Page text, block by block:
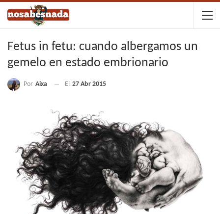
Fetus in fetu: cuando albergamos un
gemelo en estado embrionario
Por Aixa El 27 Abr 2015